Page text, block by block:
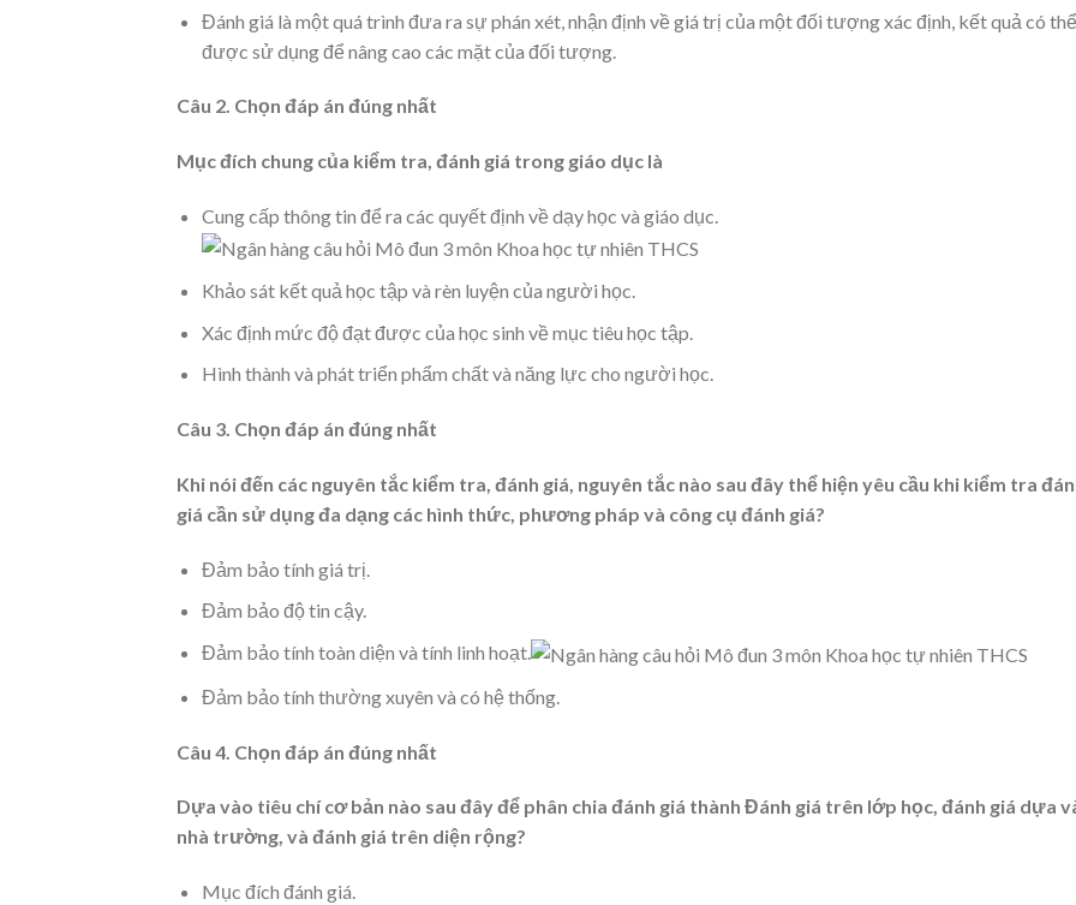
Đánh giá là một quá trình đưa ra sự phán xét, nhận định về giá trị của một đối tượng xác định, kết quả có thể
được sử dụng để nâng cao các mặt của đối tượng.
Câu 2. Chọn đáp án đúng nhất
Mục đích chung của kiểm tra, đánh giá trong giáo dục là
Cung cấp thông tin để ra các quyết định về dạy học và giáo dục.
Khảo sát kết quả học tập và rèn luyện của người học.
Xác định mức độ đạt được của học sinh về mục tiêu học tập.
Hình thành và phát triển phẩm chất và năng lực cho người học.
Câu 3. Chọn đáp án đúng nhất
Khi nói đến các nguyên tắc kiểm tra, đánh giá, nguyên tắc nào sau đây thể hiện yêu cầu khi kiểm tra
giá cần sử dụng đa dạng các hình thức, phương pháp và công cụ đánh giá?
Đảm bảo tính giá trị.
Đảm bảo độ tin cậy.
Đảm bảo tính toàn diện và tính linh hoạt.
Đảm bảo tính thường xuyên và có hệ thống.
Câu 4. Chọn đáp án đúng nhất
Dựa vào tiêu chí cơ bản nào sau đây để phân chia đánh giá thành Đánh giá trên lớp học, đánh giá dựa
nhà trường, và đánh giá trên diện rộng?
Mục đích đánh giá.